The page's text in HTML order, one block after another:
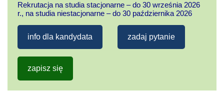
Rekrutacja na studia stacjonarne – do 30 września 2026
r., na studia niestacjonarne – do 30 października 2026
info dla kandydata zadaj pytanie
zapisz się